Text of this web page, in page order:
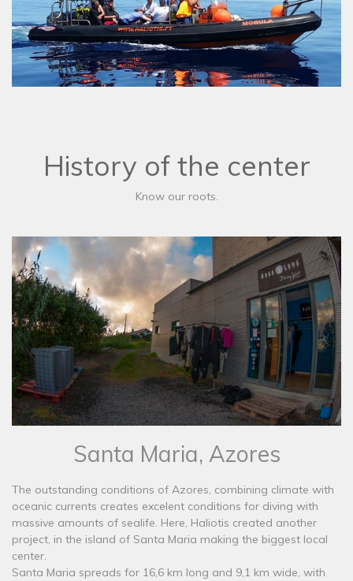
History of the center
Know our roots.
Santa Maria, Azores
The outstanding conditions of Azores, combining climate with
oceanic currents creates excelent conditions for diving with
massive amounts of sealife. Here, Haliotis created another
project, in the island of Santa Maria making the biggest local
center.
Santa Maria spreads for 16,6 km long and 9,1 km wide, with